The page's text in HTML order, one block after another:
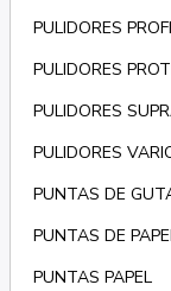
PULIDORES
PULIDORES
PULIDORES
PULIDORES
PUNTAS DE
PUNTAS DE
PUNTAS PAPEL